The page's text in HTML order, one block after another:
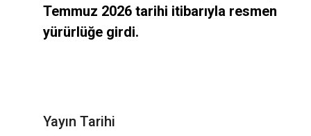
Temmuz 2026 tarihi itibarıyla resmen
yürürlüğe girdi.
Yayın Tarihi